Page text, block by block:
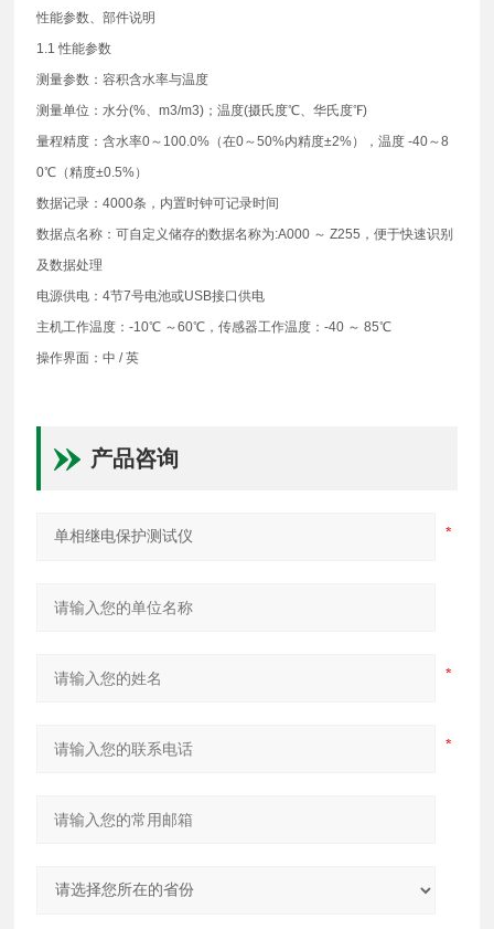
性能参数、部件说明
1.1 性能参数
测量参数：容积含水率与温度
测量单位：水分(%、m3/m3)；温度(摄氏度℃、华氏度℉)
量程精度：含水率0～100.0%（在0～50%内精度±2%），温度 -40～8
0℃（精度±0.5%）
数据记录：4000条，内置时钟可记录时间
数据点名称：可自定义储存的数据名称为:A000 ～ Z255，便于快速识别
及数据处理
电源供电：4节7号电池或USB接口供电
主机工作温度：-10℃ ～60℃，传感器工作温度：-40 ～ 85℃
操作界面：中 / 英
产品咨询